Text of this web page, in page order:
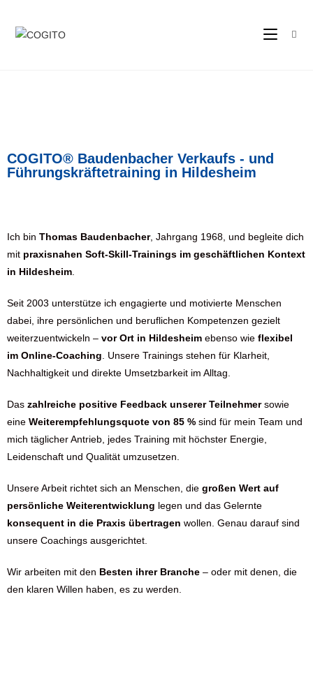
COGITO® Baudenbacher Verkaufs - und
Führungskräftetraining in Hildesheim
Ich bin Thomas Baudenbacher, Jahrgang 1968, und begleite dich
mit praxisnahen Soft-Skill-Trainings im geschäftlichen Kontext
in Hildesheim
Seit 2003 unterstütze ich engagierte und motivierte Menschen
dabei, ihre persönlichen und beruflichen Kompetenzen gezielt
weiterzuentwickeln – vor Ort in Hildesheim ebenso wie flexibel
im Online-Coaching . Unsere Trainings stehen für Klarheit,
Nachhaltigkeit und direkte Umsetzbarkeit im Alltag.
Das zahlreiche positive Feedback unserer Teilnehmersowie
eine Weiterempfehlungsquote von 85 % sind für mein Team und
mich täglicher Antrieb, jedes Training mit höchster Energie,
Leidenschaft und Qualität umzusetzen.
Unsere Arbeit richtet sich an Menschen, die großen Wert auf
persönliche Weiterentwicklung legen und das Gelernte
konsequent in die Praxis übertragen wollen. Genau darauf sind
unsere Coachings ausgerichtet.
Wir arbeiten mit den Besten ihrer Branche – oder mit denen, die
den klaren Willen haben, es zu werden.